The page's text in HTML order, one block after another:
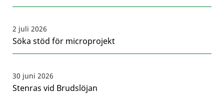
2 juli 2026
Söka stöd för microprojekt
30 juni 2026
Stenras vid Brudslöjan